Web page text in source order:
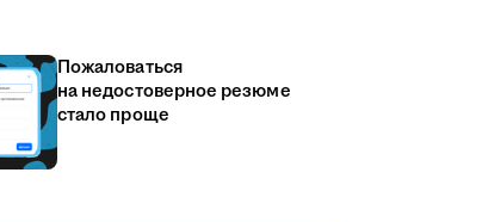
Пожаловаться
на недостоверное резюме
стало проще